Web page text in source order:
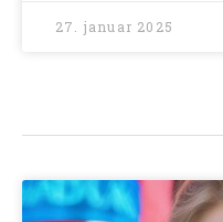
27. januar 2025